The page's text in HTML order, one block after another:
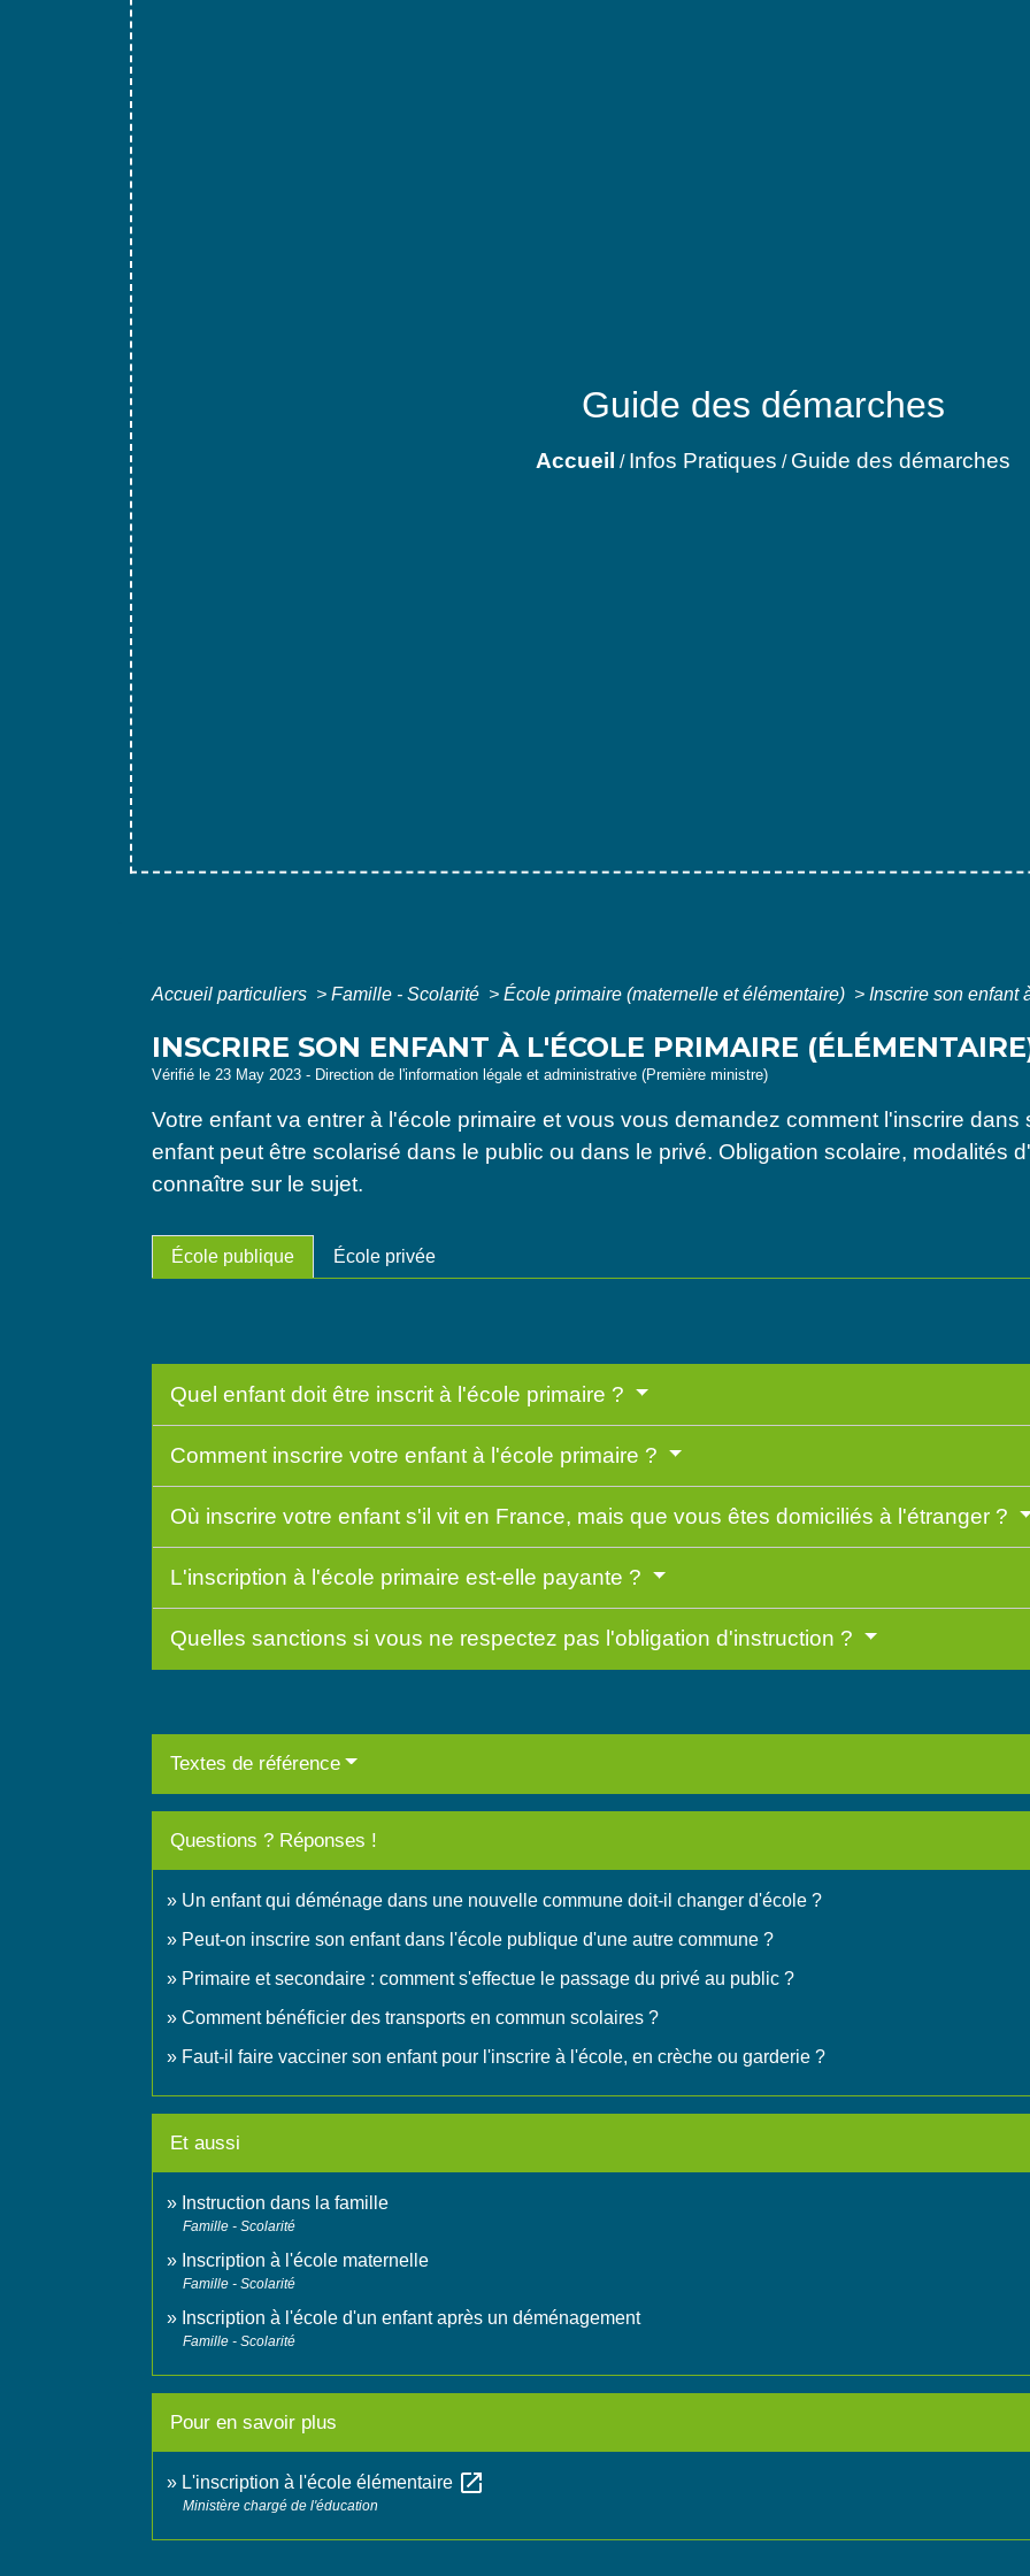
Guide des démarches
Accueil / Infos Pratiques / Guide des démarches
Accueil particuliers > Famille - Scolarité > École primaire (maternelle et élémentaire) > Inscrire son enfant
INSCRIRE SON ENFANT À L'ÉCOLE PRIMAIRE
Vérifié le 23 May 2023 - Direction de l'information légale et administrative (Première ministre)
Votre enfant va entrer à l'école primaire et vous vous demandez comment l'inscrire dans
enfant peut être scolarisé dans le public ou dans le privé. Obligation scolaire, modalités
connaître sur le sujet.
École publique École privée
Quel enfant doit être inscrit à l'école primaire ?
Comment inscrire votre enfant à l'école primaire ?
Où inscrire votre enfant s'il vit en France, mais que vous êtes domiciliés à l'étranger ?
L'inscription à l'école primaire est-elle payante ?
Quelles sanctions si vous ne respectez pas l'obligation d'instruction ?
Textes de référence
Questions ? Réponses !
Un enfant qui déménage dans une nouvelle commune doit-il changer d'école ?
Peut-on inscrire son enfant dans l'école publique d'une autre commune ?
Primaire et secondaire : comment s'effectue le passage du privé au public ?
Comment bénéficier des transports en commun scolaires ?
Faut-il faire vacciner son enfant pour l'inscrire à l'école, en crèche ou garderie ?
Et aussi
Instruction dans la famille
Famille - Scolarité
Inscription à l'école maternelle
Famille - Scolarité
Inscription à l'école d'un enfant après un déménagement
Famille - Scolarité
Pour en savoir plus
L'inscription à l'école élémentaire open_in_new
Ministère chargé de l'éducation